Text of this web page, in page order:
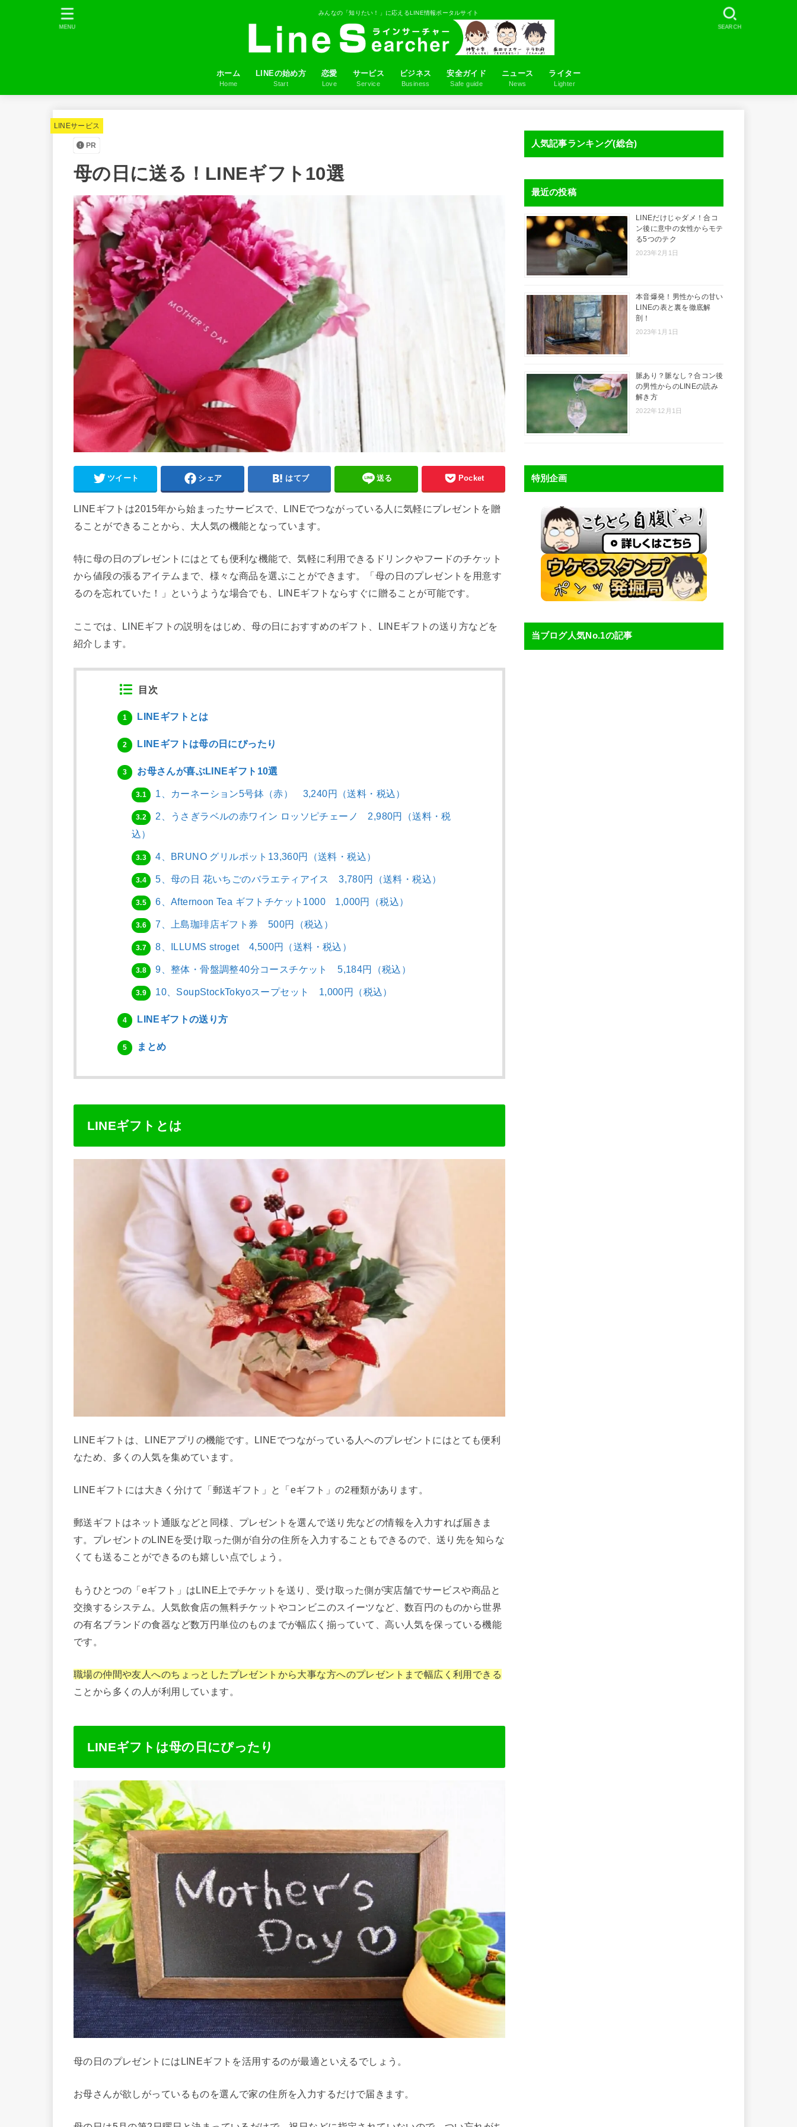
みんなの「知りたい！」に応えるLINE情報ポータルサイト
ホーム
Home
LINEの始め方
Start
恋愛
Love
サービス
Service
ビジネス
Business
安全ガイド
Safe guide
ニュース
News
ライター
Lighter
SEARCH
MENU
LINEサービス
PR
母の日に送る！LINEギフト10選
ツイート シェア はてブ 送る Pocket
LINEギフトは2015年から始まったサービスで、LINEでつながっている人に気軽にプレゼントを贈
ることができることから、大人気の機能となっています。
特に母の日のプレゼントにはとても便利な機能で、気軽に利用できるドリンクやフードのチケット
から値段の張るアイテムまで、様々な商品を選ぶことができます。「母の日のプレゼントを用意す
るのを忘れていた！」というような場合でも、LINEギフトならすぐに贈ることが可能です。
ここでは、LINEギフトの説明をはじめ、母の日におすすめのギフト、LINEギフトの送り方などを
紹介します。
目次
1 LINEギフトとは
2 LINEギフトは母の日にぴったり
3 お母さんが喜ぶLINEギフト10選
3.1 1、カーネーション5号鉢（赤） 3,240円（送料・税込）
3.2
2、うさぎラベルの赤ワイン ロッソピチェーノ 2,980円（送料・税
込）
3.3 4、BRUNO グリルポット13,360円（送料・税込）
3.4 5、母の日 花いちごのバラエティアイス 3,780円（送料・税込）
3.5 6、Afternoon Tea ギフトチケット1000 1,000円（税込）
3.6 7、上島珈琲店ギフト券 500円（税込）
3.7 8、ILLUMS stroget 4,500円（送料・税込）
3.8 9、整体・骨盤調整40分コースチケット 5,184円（税込）
3.9 10、SoupStockTokyoスープセット 1,000円（税込）
4 LINEギフトの送り方
5 まとめ
LINEギフトとは
LINEギフトは、LINEアプリの機能です。LINEでつながっている人へのプレゼントにはとても便利
なため、多くの人気を集めています。
LINEギフトには大きく分けて「郵送ギフト」と「eギフト」の2種類があります。
郵送ギフトはネット通販などと同様、プレゼントを選んで送り先などの情報を入力すれば届きま
す。プレゼントのLINEを受け取った側が自分の住所を入力することもできるので、送り先を知らな
くても送ることができるのも嬉しい点でしょう。
もうひとつの「eギフト」はLINE上でチケットを送り、受け取った側が実店舗でサービスや商品と
交換するシステム。人気飲食店の無料チケットやコンビニのスイーツなど、数百円のものから世界
の有名ブランドの食器など数万円単位のものまでが幅広く揃っていて、高い人気を保っている機能
です。
職場の仲間や友人へのちょっとしたプレゼントから大事な方へのプレゼントまで幅広く利用できる
ことから多くの人が利用しています。
LINEギフトは母の日にぴったり
母の日のプレゼントにはLINEギフトを活用するのが最適といえるでしょう。
お母さんが欲しがっているものを選んで家の住所を入力するだけで届きます。
人気記事ランキング(総合)
最近の投稿
LINEだけじゃダメ！合コ
ン後に意中の女性からモテ
る5つのテク
2023年2月1日
本音爆発！男性からの甘い
LINEの表と裏を徹底解
剖！
2023年1月1日
脈あり？脈なし？合コン後
の男性からのLINEの読み
解き方
2022年12月1日
特別企画
当ブログ人気No.1の記事